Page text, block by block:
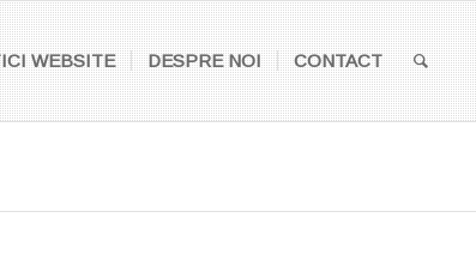
WEBSITE DESPRE NOI CONTACT